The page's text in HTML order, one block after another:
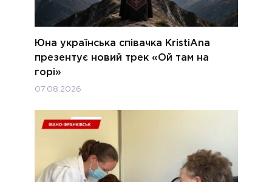
Юна українська співачка KristiAna
презентує новий трек «Ой там на
горі»
07.08.2026